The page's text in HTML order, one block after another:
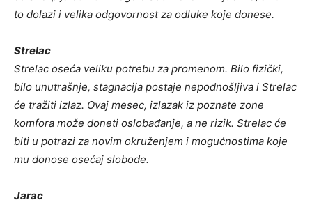
to dolazi i velika odgovornost za odluke koje donese.
Strelac
Strelac oseća veliku potrebu za promenom. Bilo fizički,
bilo unutrašnje, stagnacija postaje nepodnošljiva i Strelac
će tražiti izlaz. Ovaj mesec, izlazak iz poznate zone
komfora može doneti oslobađanje, a ne rizik. Strelac će
biti u potrazi za novim okruženjem i mogućnostima koje
mu donose osećaj slobode.
Jarac